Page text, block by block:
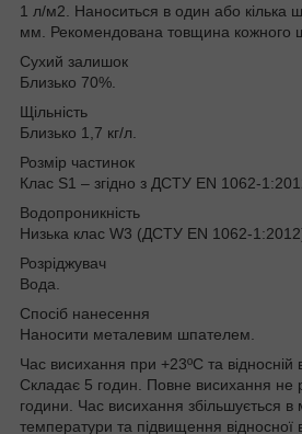
1 л/м2. Наноситься в один або кілька
мм. Рекомендована товщина кожного
Сухий залишок
Близько 70%.
Щільність
Близько 1,7 кг/л.
Розмір частинок
Клас S1 – згідно з ДСТУ EN 1062-
Водопроникність
Низька клас W3 (ДСТУ EN 1062-
Розріджувач
Вода.
Спосіб нанесення
Наносити металевим шпателем.
Час висихання при +23ºС та відносній
Складає 5 годин. Повне висихання не
години. Час висихання збільшується в
температури та підвищення відносної